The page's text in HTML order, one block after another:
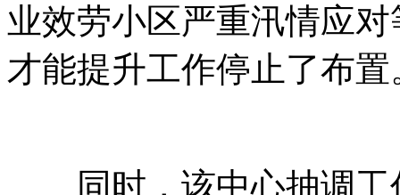
业效劳小区严重汛情应对
才能提升工作停止了布置
同时，该中心抽调工作